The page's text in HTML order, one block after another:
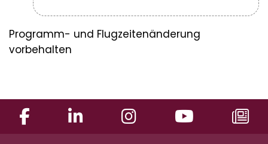
Programm- und Flugzeitenänderung
vorbehalten